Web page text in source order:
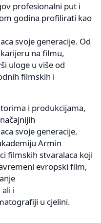
profesionalni put i
godina profilirati kao
svoje generacije. Od
na filmu,
uloge u više od
filmskih i
i produkcijama,
svoje generacije.
Armin
filmskih stvaralaca koji
evropski film,
i
u cjelini.